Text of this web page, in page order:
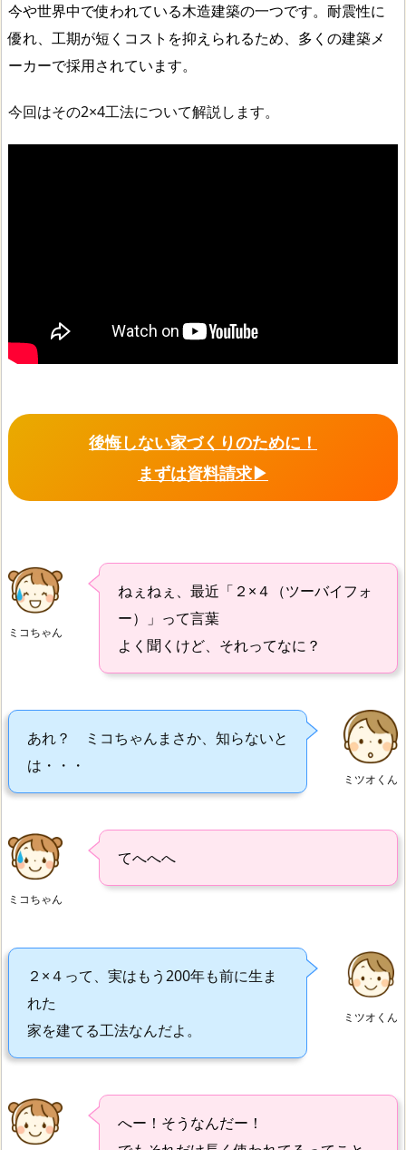
今や世界中で使われている木造建築の一つです。耐震性に
優れ、工期が短くコストを抑えられるため、多くの建築メ
ーカーで採用されています。
今回はその2×4工法について解説します。
後悔しない家づくりのために！
まずは資料請求▶︎
ミコちゃん
ねぇねぇ、最近「２×４（ツーバイフォ
ー）」って言葉
よく聞くけど、それってなに？
ミツオくん
あれ？ ミコちゃんまさか、知らないと
は・・・
ミコちゃん
てへへへ
ミツオくん
２×４って、実はもう200年も前に生ま
れた
家を建てる工法なんだよ。
へー！そうなんだー！